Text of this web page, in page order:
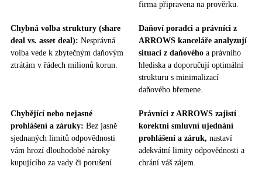
firma připravena na prověrku.
Chybná volba struktury (share
deal vs. asset deal): Nesprávná
volba vede k zbytečným daňovým
ztrátám v řádech milionů korun.
Daňoví poradci a právníci z
ARROWS kanceláře analyzují
situaci z daňového a právního
hlediska a doporučují optimální
strukturu s minimalizací
daňového břemene.
Chybějící nebo nejasné
prohlášení a záruky: Bez jasně
sjednaných limitů odpovědnosti
vám hrozí dlouhodobé nároky
kupujícího za vady či porušení
Právníci z ARROWS zajistí
korektní smluvní ujednání
prohlášení a záruk, nastaví
adekvátní limity odpovědnosti a
chrání váš zájem.